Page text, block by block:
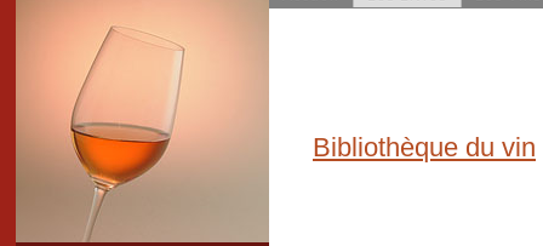
Bibliothèque du vin